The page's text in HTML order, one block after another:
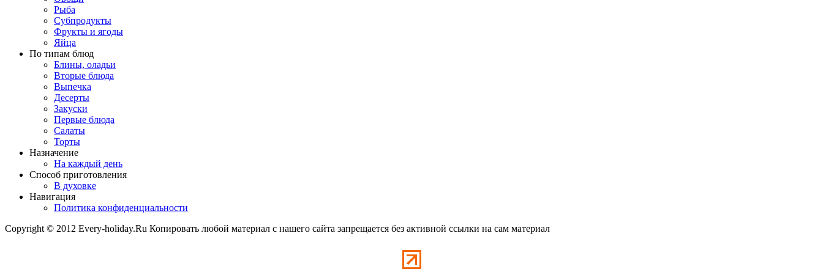
Рыба
Субпродукты
Фрукты и ягоды
Яйца
По типам блюд
Блины, оладьи
Вторые блюда
Выпечка
Десерты
Закуски
Первые блюда
Салаты
Торты
Назначение
На каждый день
Способ приготовления
В духовке
Навигация
Политика конфиденциальности
Copyright © 2012 Every-holiday.Ru Копировать любой материал с нашего сайта запрещается без активной ссылки на сам материал